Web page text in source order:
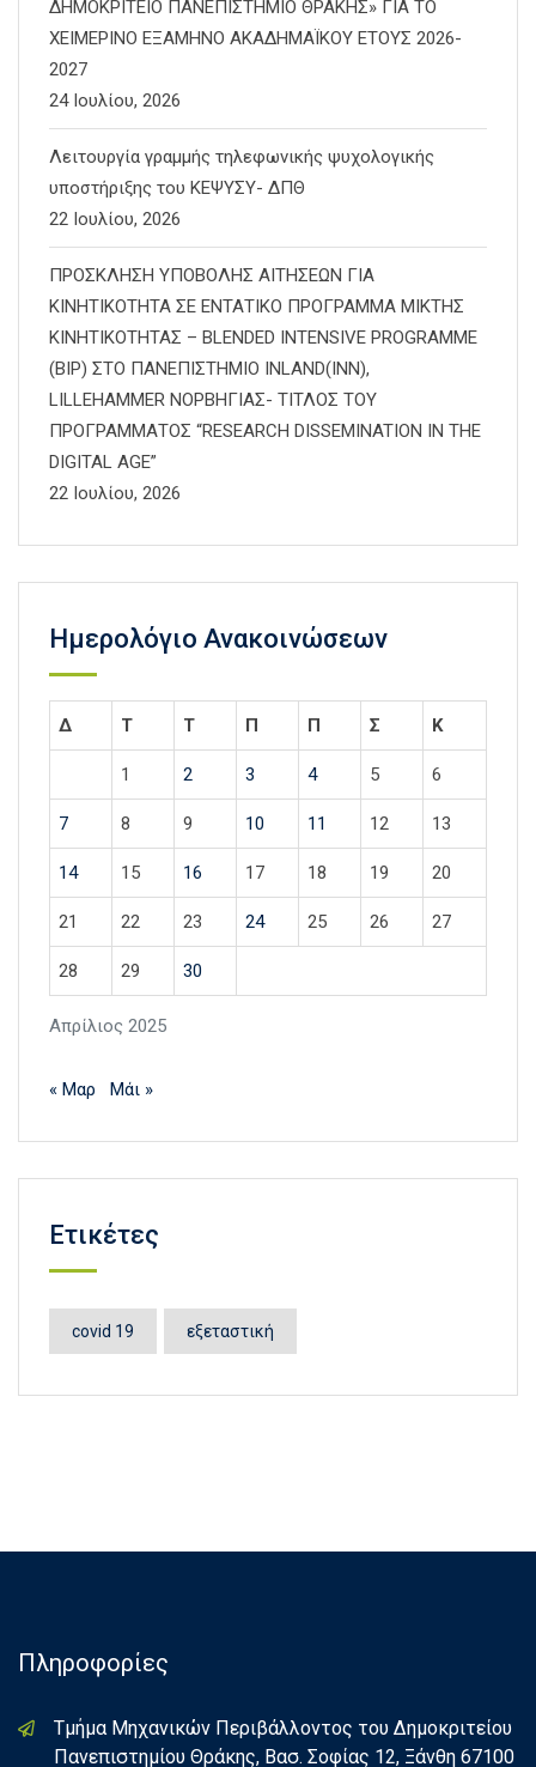
ΔΗΜΟΚΡΙΤΕΙΟ ΠΑΝΕΠΙΣΤΗΜΙΟ ΘΡΑΚΗΣ» ΓΙΑ ΤΟ
ΧΕΙΜΕΡΙΝΟ ΕΞΑΜΗΝΟ ΑΚΑΔΗΜΑΪΚΟΥ ΕΤΟΥΣ 2026-
2027
24 Ιουλίου, 2026
Λειτουργία γραμμής τηλεφωνικής ψυχολογικής
υποστήριξης του ΚΕΨΥΣΥ- ΔΠΘ
22 Ιουλίου, 2026
ΠΡΟΣΚΛΗΣΗ ΥΠΟΒΟΛΗΣ ΑΙΤΗΣΕΩΝ ΓΙΑ
ΚΙΝΗΤΙΚΟΤΗΤΑ ΣΕ ΕΝΤΑΤΙΚΟ ΠΡΟΓΡΑΜΜΑ ΜΙΚΤΗΣ
ΚΙΝΗΤΙΚΟΤΗΤΑΣ – BLENDED INTENSIVE PROGRAMME
(BIP) ΣΤΟ ΠΑΝΕΠΙΣΤΗΜΙΟ INLAND(INN),
LILLEHAMMER ΝΟΡΒΗΓΙΑΣ- ΤΙΤΛΟΣ ΤΟΥ
ΠΡΟΓΡΑΜΜΑΤΟΣ “RESEARCH DISSEMINATION IN THE
DIGITAL AGE”
22 Ιουλίου, 2026
Ημερολόγιο Ανακοινώσεων
Απρίλιος 2025
Δ Τ Τ Π Π Σ Κ
1 2 3 4 5 6
7 8 9 10 11 12 13
14 15 16 17 18 19 20
21 22 23 24 25 26 27
28 29 30
« Μαρ Μάι »
Ετικέτες
covid 19 εξεταστική
Πληροφορίες
Τμήμα Μηχανικών Περιβάλλοντος του Δημοκριτείου
Πανεπιστημίου Θράκης, Βασ. Σοφίας 12, Ξάνθη 67100